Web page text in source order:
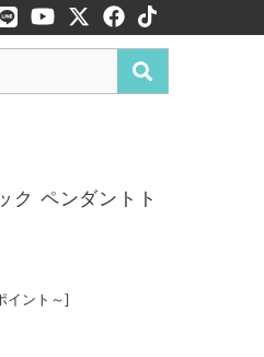
ク ペンダントト
イント～]